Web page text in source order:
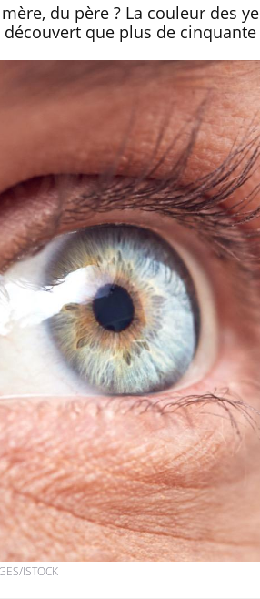
du père ? La couleur des
que plus de
ISTOCK